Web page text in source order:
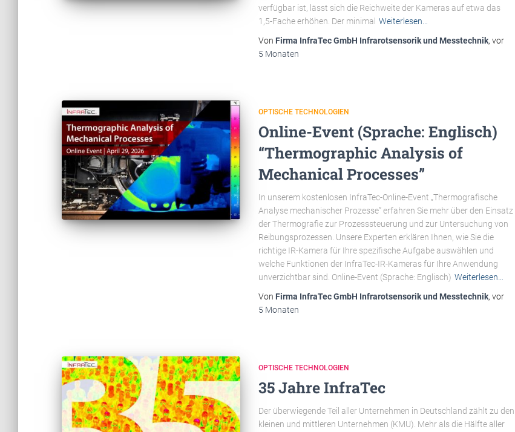
verfügbar ist, lässt sich die Reichweite der Kameras auf etwa das
1,5-Fache erhöhen. Der minimal Weiterlesen…
Von Firma InfraTec GmbH Infrarotsensorik und Messtechnik, vor
5 Monaten
OPTISCHE TECHNOLOGIEN
Online-Event (Sprache: Englisch)
“Thermographic Analysis of
Mechanical Processes”
In unserem kostenlosen InfraTec-Online-Event „Thermografische
Analyse mechanischer Prozesse” erfahren Sie mehr über den Einsatz
der Thermografie zur Prozesssteuerung und zur Untersuchung von
Reibungsprozessen. Unsere Experten erklären Ihnen, wie Sie die
richtige IR-Kamera für Ihre spezifische Aufgabe auswählen und
welche Funktionen der InfraTec-IR-Kameras für Ihre Anwendung
unverzichtbar sind. Online-Event (Sprache: Englisch) Weiterlesen…
Von Firma InfraTec GmbH Infrarotsensorik und Messtechnik, vor
5 Monaten
OPTISCHE TECHNOLOGIEN
35 Jahre InfraTec
Der überwiegende Teil aller Unternehmen in Deutschland zählt zu den
kleinen und mittleren Unternehmen (KMU). Mehr als die Hälfte aller